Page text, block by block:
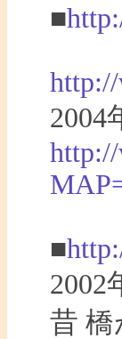
■
2004
■
2002
昔